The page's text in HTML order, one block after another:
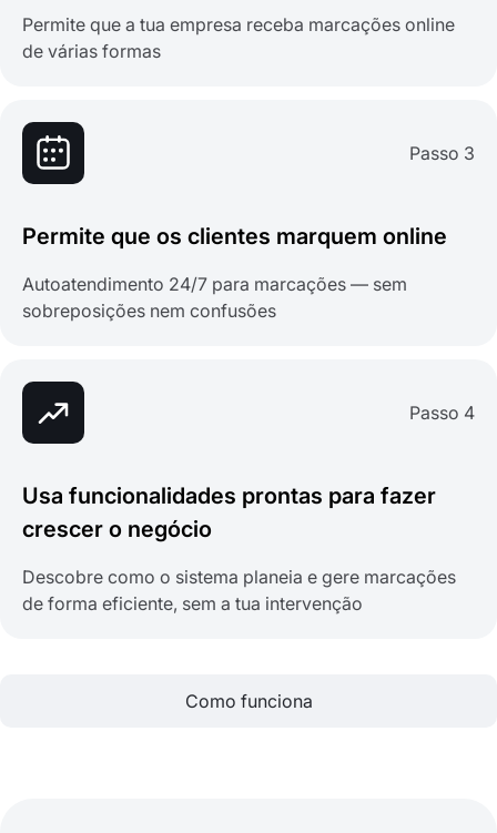
Permite que a tua empresa receba marcações online
de várias formas
Passo 3
Permite que os clientes marquem online
Autoatendimento 24/7 para marcações — sem
sobreposições nem confusões
Passo 4
Usa funcionalidades prontas para fazer
crescer o negócio
Descobre como o sistema planeia e gere marcações
de forma eficiente, sem a tua intervenção
Como funciona